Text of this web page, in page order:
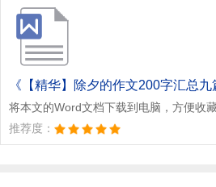
《【精华】除夕的作文200字汇总九
将本文的Word文档下载到电脑，方便收
推荐度：